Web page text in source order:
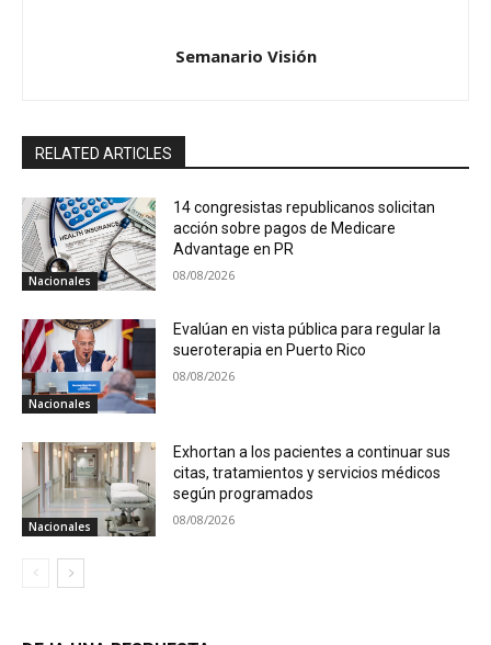
Semanario Visión
RELATED ARTICLES
Nacionales
14 congresistas republicanos solicitan
acción sobre pagos de Medicare
Advantage en PR
08/08/2026
Nacionales
Evalúan en vista pública para regular la
sueroterapia en Puerto Rico
08/08/2026
Nacionales
Exhortan a los pacientes a continuar sus
citas, tratamientos y servicios médicos
según programados
08/08/2026